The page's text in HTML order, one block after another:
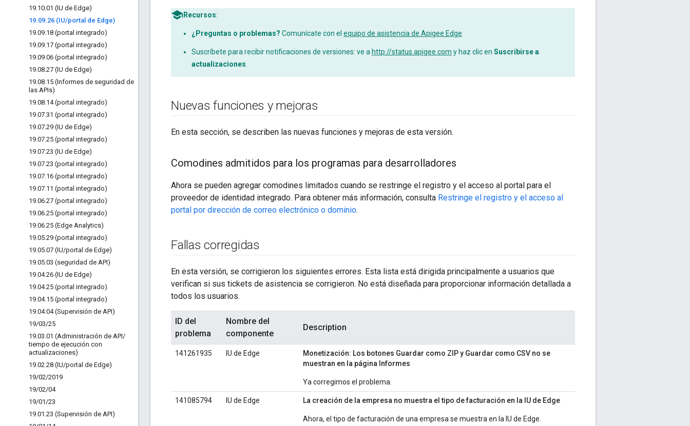
19.10.01 (IU de Edge)
19.09.26 (IU/portal de Edge)
19.09.18 (portal integrado)
19.09.17 (portal integrado)
19.09.06 (portal integrado)
19.08.27 (IU de Edge)
19.08.15 (Informes de seguridad de
las APIs)
19.08.14 (portal integrado)
19.07.31 (portal integrado)
19.07.29 (IU de Edge)
19.07.25 (portal integrado)
19.07.23 (IU de Edge)
19.07.23 (portal integrado)
19.07.16 (portal integrado)
19.07.11 (portal integrado)
19.06.27 (portal integrado)
19.06.25 (portal integrado)
19.06.25 (Edge Analytics)
19.05.29 (portal integrado)
19.05.07 (IU/portal de Edge)
19.05.03 (seguridad de API)
19.04.26 (IU de Edge)
19.04.25 (portal integrado)
19.04.15 (portal integrado)
19.04.04 (Supervisión de API)
19/03/25
19.03.01 (Administración de API/
tiempo de ejecución con
actualizaciones)
19.02.28 (IU/portal de Edge)
19/02/2019
19/02/04
19/01/23
19.01 .23 (Supervisión de API)
Recursos:
¿Preguntas o problemas? Comunícate con el equipo de asistencia de Apigee Edge
Suscríbete para recibir notificaciones de versiones: ve a http://status.apigee.com y haz clic en Suscribirse a
actualizaciones
Nuevas funciones y mejoras
En esta sección, se describen las nuevas funciones y mejoras de esta versión.
Comodines admitidos para los programas para desarrolladores
Ahora se pueden agregar comodines limitados cuando se restringe el registro y el acceso al portal para el
proveedor de identidad integrado. Para obtener más información, consulta Restringe el registro y el acceso al
portal por dirección de correo electrónico o dominio.
Fallas corregidas
En esta versión, se corrigieron los siguientes errores. Esta lista está dirigida principalmente a usuarios que
verifican si sus tickets de asistencia se corrigieron. No está diseñada para proporcionar información detallada a
todos los usuarios.
ID del
problema
Nombre del
componente
Description
141261935 IU de Edge
Monetización: Los botones Guardar como ZIP y Guardar como CSV no se
muestran en la página Informes
Ya corregimos el problema.
141085794 IU de Edge La creación de la empresa no muestra el tipo de facturación en la IU de Edge
Ahora, el tipo de facturación de una empresa se muestra en la IU de Edge.